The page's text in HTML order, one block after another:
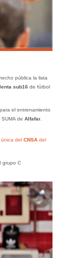
pública la lista
sub16 de fútbol
el entrenamiento
de Alfafar.
única del CNSAdel
grupo C